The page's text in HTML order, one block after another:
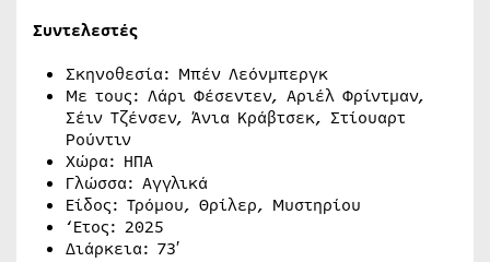
Συντελεστές
Σκηνοθεσία: Μπέν Λεόνμπεργκ
Με τους: Λάρι Φέσεντεν, Αριέλ Φρίντμαν,
Σέιν Τζένσεν, Άνια Κράβτσεκ, Στίουαρτ
Ρούντιν
Χώρα: ΗΠΑ
Γλώσσα: Αγγλικά
Είδος: Τρόμου, Θρίλερ, Μυστηρίου
‘Ετος: 2025
Διάρκεια: 73′